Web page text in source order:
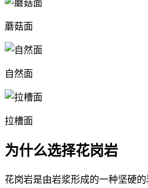
蘑菇面
自然面
拉槽面
为什么选择花岗岩
花岗岩是由岩浆形成的一种坚硬